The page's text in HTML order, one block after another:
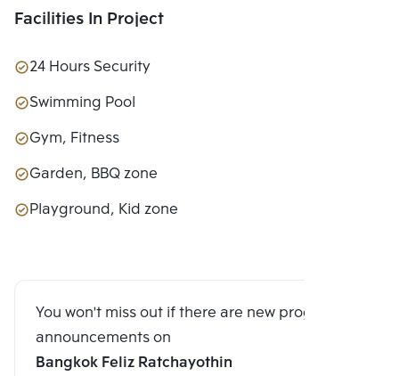
Facilities In Project
24 Hours Security
Swimming Pool
Gym, Fitness
Garden, BBQ zone
Playground, Kid zone
You won't miss out if there are new program
announcements on
Bangkok Feliz Ratchayothin